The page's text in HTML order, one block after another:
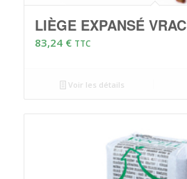
LIÈGE EXPANSÉ VRAC
83,24 € TTC
Voir les détails